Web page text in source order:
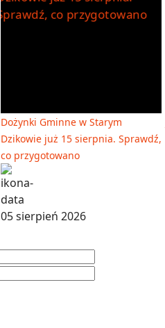
Dożynki Gminne w Starym
Dzikowie już 15 sierpnia. Sprawdź,
co przygotowano
05 sierpień 2026